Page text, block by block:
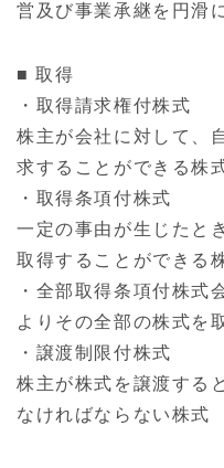
営及び事業承継を円滑
■ 取得
・取得請求権付株式
株主が会社に対して、
求することができる株
・取得条項付株式
一定の事由が生じたと
取得することができる
・全部取得条項付株式
よりその全部の株式を
・譲渡制限付株式
株主が株式を譲渡する
なければならない株式